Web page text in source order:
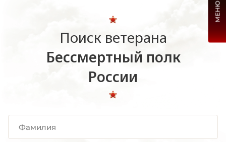
Поиск ветерана
Бессмертный полк
России
МЕНЮ